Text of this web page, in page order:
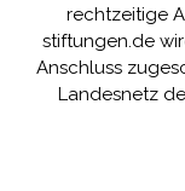
rechtzeitige
stiftungen.de
Anschluss
Landesnetz